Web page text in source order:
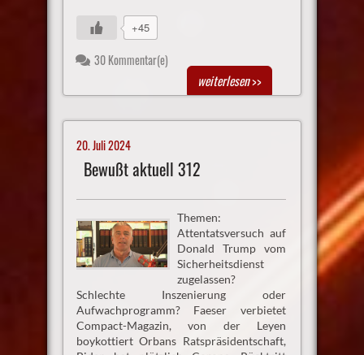
+45
30 Kommentar(e)
weiterlesen>>
20. Juli 2024
Bewußt aktuell 312
Themen:
Attentatsversuch auf
Donald Trump vom
Sicherheitsdienst
zugelassen?
Schlechte Inszenierung oder
Aufwachprogramm? Faeser verbietet
Compact-Magazin, von der Leyen
boykottiert Orbans Ratspräsidentschaft,